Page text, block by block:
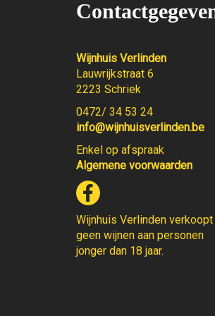
Wijnhuis Verlinden
Lauwrijkstraat 6
2223 Schriek
0472/ 34 53 24
info@wijnhuisverlinden.be
Enkel op afspraak
Algemene voorwaarden
Wijnhuis Verlinden verkoopt
geen wijnen aan personen
jonger dan 18 jaar.